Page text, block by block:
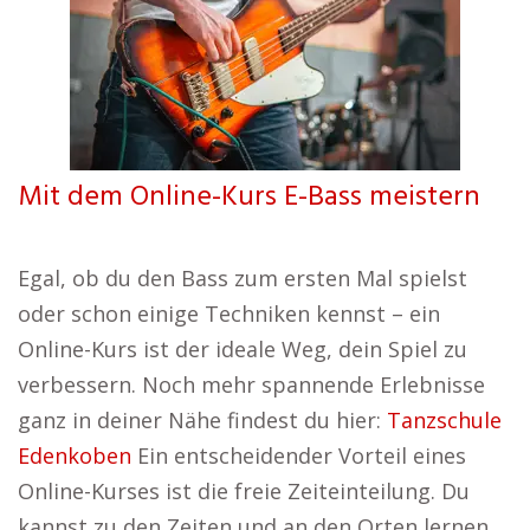
Mit dem Online-Kurs E-Bass meistern
Egal, ob du den Bass zum ersten Mal spielst
oder schon einige Techniken kennst – ein
Online-Kurs ist der ideale Weg, dein Spiel zu
verbessern. Noch mehr spannende Erlebnisse
ganz in deiner Nähe findest du hier: Tanzschule
Edenkoben Ein entscheidender Vorteil eines
Online-Kurses ist die freie Zeiteinteilung. Du